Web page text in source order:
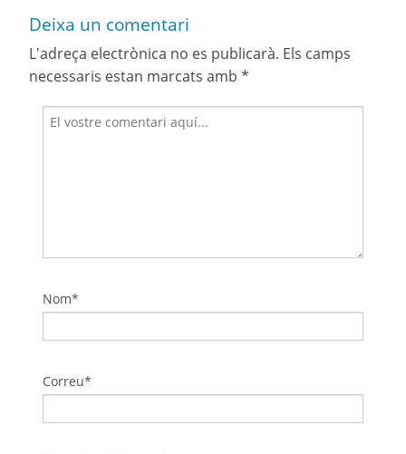
Deixa un comentari
L'adreça electrònica no es publicarà. Els camps
necessaris estan marcats amb *
Nom*
Correu*